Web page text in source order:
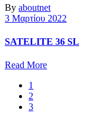
By aboutnet
3 Μαρτίου 2022
SATELITE 36 SL
Read More
1
2
3